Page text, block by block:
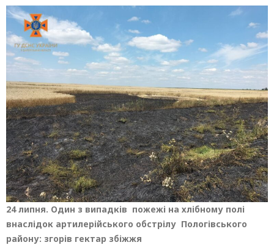
24 липня. Один з випадків пожежі на хлібному полі
внаслідок артилерійського обстрілу Пологівського
району: згорів гектар збіжжя